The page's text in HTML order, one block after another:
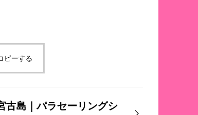
ピーする
古島｜パラセーリングシ